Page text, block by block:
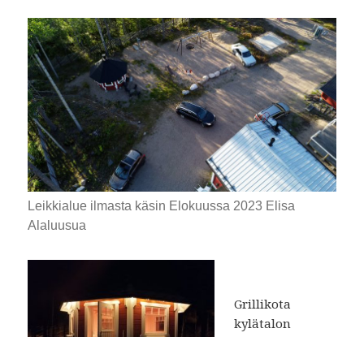
Leikkialue ilmasta käsin Elokuussa 2023 Elisa
Alaluusua
Grillikota
kylätalon